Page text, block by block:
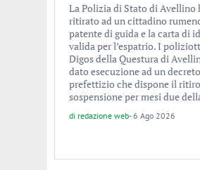
La Polizia di Stato di Avellino
ritirato ad un cittadino
patente di guida e la carta di
valida per l’espatrio. I
Digos della Questura di
dato esecuzione ad un decreto
prefettizio che dispone il
sospensione per mesi due
di redazione web-6 Ago 2026